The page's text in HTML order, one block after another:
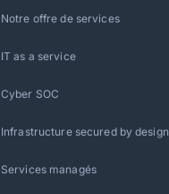
Notre offre de services
IT as a service
Cyber SOC
Infrastructure secured by design
Services managés